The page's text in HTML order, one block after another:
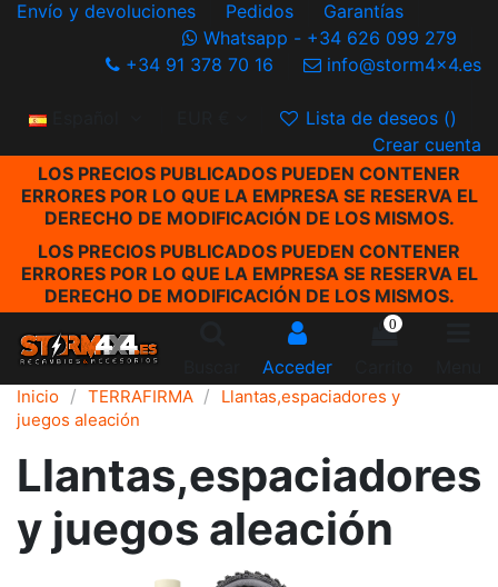
Envío y devoluciones Pedidos
Garantías
Whatsapp - +34 626 099 279
+34 91 378 70 16
info@storm4x4.es
Español Lista de deseos ()
Crear cuenta
LOS PRECIOS PUBLICADOS PUEDEN CONTENER
ERRORES POR LO QUE LA EMPRESA SE RESERVA EL
DERECHO DE MODIFICACIÓN DE LOS MISMOS.
LOS PRECIOS PUBLICADOS PUEDEN CONTENER
ERRORES POR LO QUE LA EMPRESA SE RESERVA EL
DERECHO DE MODIFICACIÓN DE LOS MISMOS.
Acceder
0
Inicio TERRAFIRMA
Llantas,espaciadores y
juegos aleación
Llantas,espaciadores
y juegos aleación